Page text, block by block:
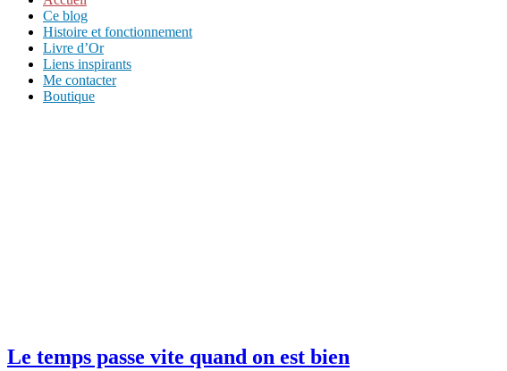
Ce blog
Histoire et fonctionnement
Livre d’Or
Liens inspirants
Me contacter
Boutique
Le temps passe vite quand on est bien